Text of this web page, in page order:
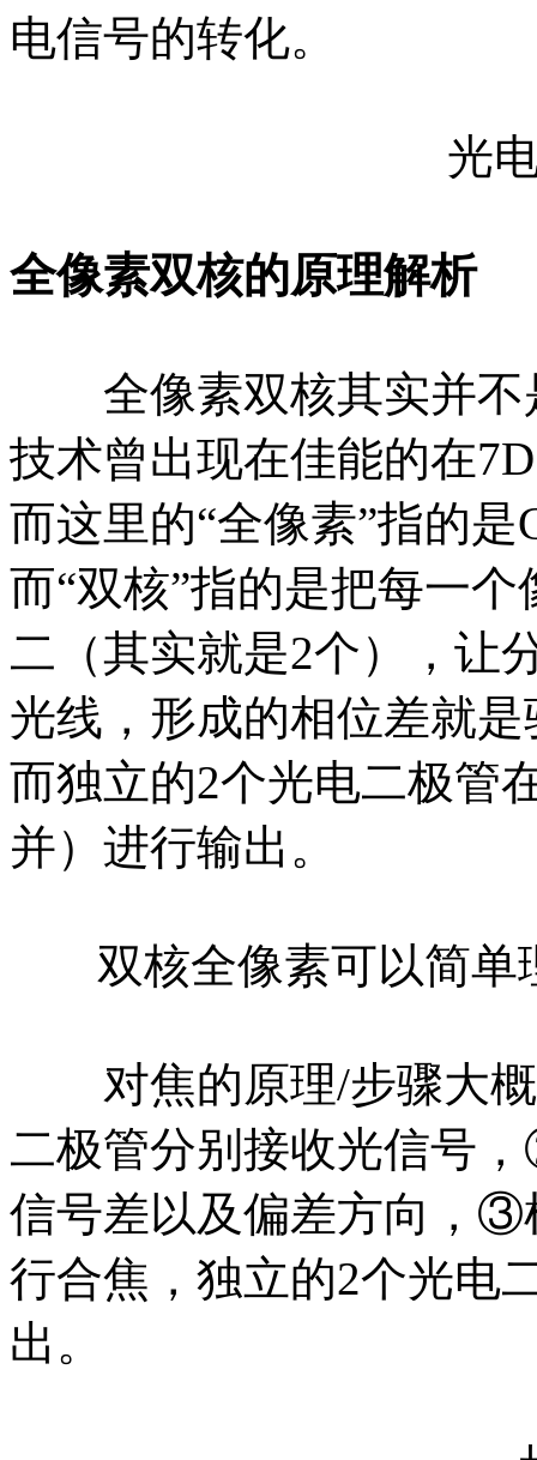
电信号的转化。
光
全像素双核的原理解析
全像素双核其实并不
技术曾出现在佳能的在
而这里的“全像素”指的
而“双核”指的是把每一
二（其实就是2个），让
光线，形成的相位差就
而独立的2个光电二极管
并）进行输出。
双核全像素可以简
对焦的原理/步骤大概
二极管分别接收光信号
信号差以及偏差方向，③
行合焦，独立的2个光电
出。